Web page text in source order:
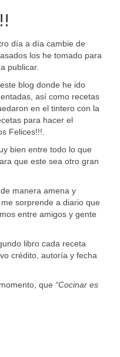
día a día cambie de
los he tomado para
publicar.
blog donde he ido
así como recetas
en el tintero con la
para hacer el
Felices!!!.
bien entre todo lo que
que este sea otro gran
manera amena y
sorprende a diario que
entre amigos y gente
libro cada receta
crédito, autoría y fecha
que “Cocinar es